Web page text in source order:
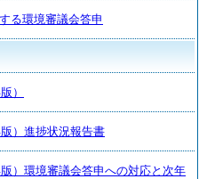
る環境審議会答申
）
）進捗状況報告書
）環境審議会答申への対応と次年